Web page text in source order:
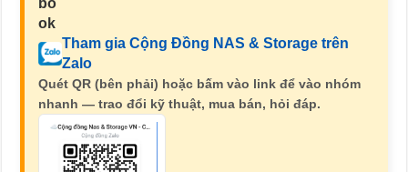
Tham gia Cộng Đồng NAS & Storage trên
Zalo
Quét QR (bên phải) hoặc bấm vào link để vào nhóm
nhanh — trao đổi kỹ thuật, mua bán, hỏi đáp.